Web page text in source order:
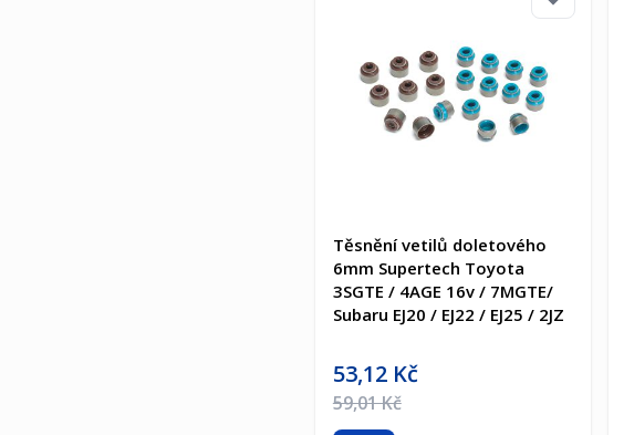
Těsnění vetilů doletového
6mm Supertech Toyota
3SGTE / 4AGE 16v / 7MGTE/
Subaru EJ20 / EJ22 / EJ25 / 2JZ
Akční cena
53,12 Kč
Běžná cena
59,01 Kč